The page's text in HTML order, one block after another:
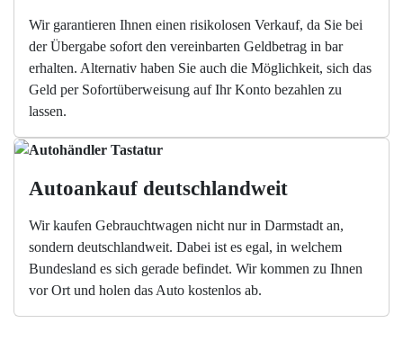
Wir garantieren Ihnen einen risikolosen Verkauf, da Sie bei
der Übergabe sofort den vereinbarten Geldbetrag in bar
erhalten. Alternativ haben Sie auch die Möglichkeit, sich das
Geld per Sofortüberweisung auf Ihr Konto bezahlen zu
lassen.
Autoankauf deutschlandweit
Wir kaufen Gebrauchtwagen nicht nur in Darmstadt an,
sondern deutschlandweit. Dabei ist es egal, in welchem
Bundesland es sich gerade befindet. Wir kommen zu Ihnen
vor Ort und holen das Auto kostenlos ab.